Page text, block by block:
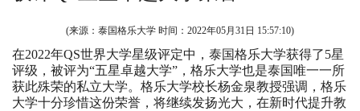
(来源：泰国格乐大学 时间： 2022年05月31日 15:57:10)
在2022年QS世界大学星级评定中，泰国格乐大学获得了5星
评级，被评为“五星卓越大学”，格乐大学也是泰国唯一一所
获此殊荣的私立大学。格乐大学校长杨金泉教授强调，格乐
大学十分珍惜这份荣誉，将继续发扬光大，在新时代提升教